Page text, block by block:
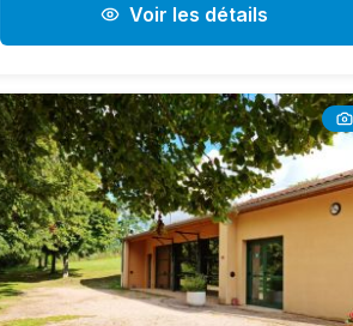
Voir les détails